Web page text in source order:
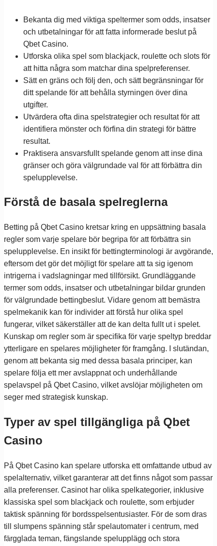
Bekanta dig med viktiga speltermer som odds, insatser
och utbetalningar för att fatta informerade beslut på
Qbet Casino.
Utforska olika spel som blackjack, roulette och slots för
att hitta några som matchar dina spelpreferenser.
Sätt en gräns och följ den, och sätt begränsningar för
ditt spelande för att behålla styrningen över dina
utgifter.
Utvärdera ofta dina spelstrategier och resultat för att
identifiera mönster och förfina din strategi för bättre
resultat.
Praktisera ansvarsfullt spelande genom att inse dina
gränser och göra välgrundade val för att förbättra din
spelupplevelse.
Förstå de basala spelreglerna
Betting på Qbet Casino kretsar kring en uppsättning basala
regler som varje spelare bör begripa för att förbättra sin
spelupplevelse. En insikt för bettingterminologi är avgörande,
eftersom det gör det möjligt för spelare att ta sig igenom
intrigerna i vadslagningar med tillförsikt. Grundläggande
termer som odds, insatser och utbetalningar bildar grunden
för välgrundade bettingbeslut. Vidare genom att bemästra
spelmekanik kan för individer att förstå hur olika spel
fungerar, vilket säkerställer att de kan delta fullt ut i spelet.
Kunskap om regler som är specifika för varje speltyp breddar
ytterligare en spelares möjligheter för framgång. I slutändan,
genom att bekanta sig med dessa basala principer, kan
spelare följa ett mer avslappnat och underhållande
spelavspel på Qbet Casino, vilket avslöjar möjligheten om
seger med strategisk kunskap.
Typer av spel tillgängliga på Qbet
Casino
På Qbet Casino kan spelare utforska ett omfattande utbud av
spelalternativ, vilket garanterar att det finns något som passar
alla preferenser. Casinot har olika spelkategorier, inklusive
klassiska spel som blackjack och roulette, som erbjuder
taktisk spänning för bordsspelsentusiaster. För de som dras
till slumpens spänning står spelautomater i centrum, med
färgglada teman, fängslande spelupplägg och stora